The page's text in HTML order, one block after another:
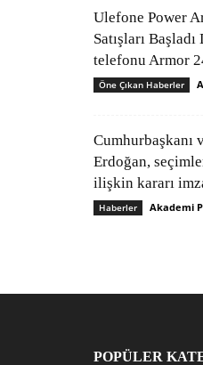
Ulefone Power
Satışları
telefonu Armor
Öne Çıkan Haberler
Cumhurbaşkanı
Erdoğan,
ilişkin kararı
Haberler Akademi
POPÜLER